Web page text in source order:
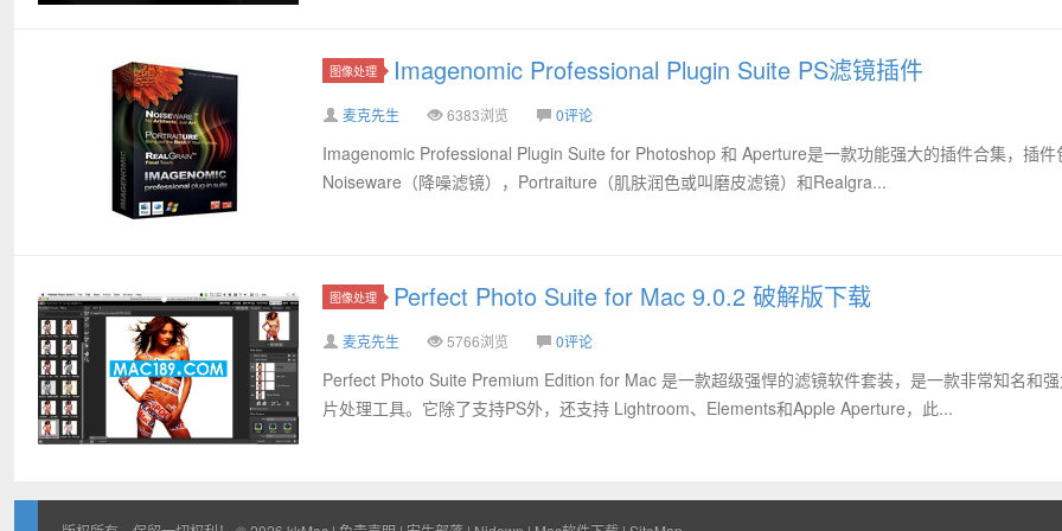
图像处理 Imagenomic Professional Plugin Suite PS滤镜插件
麦克先生 6383浏览 0评论
Imagenomic Professional Plugin Suite for Photoshop 和 Aperture是一款功能强大的插件合集，插件
Noiseware（降噪滤镜），Portraiture（肌肤润色或叫磨皮滤镜）和Realgra...
图像处理 Perfect Photo Suite for Mac 9.0.2 破解版下载
麦克先生 5766浏览 0评论
Perfect Photo Suite Premium Edition for Mac 是一款超级强悍的滤镜软件套装，是一款非常知名和
片处理工具。它除了支持PS外，还支持 Lightroom、Elements和Apple Aperture，此...